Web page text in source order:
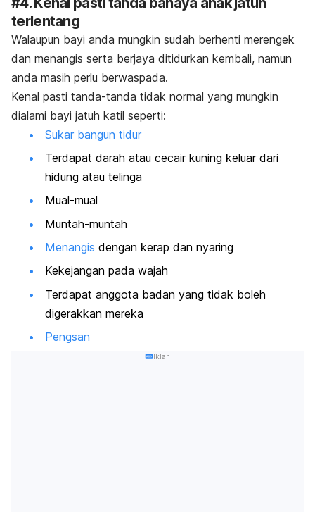
terlentang
Walaupun bayi anda mungkin sudah berhenti merengek
dan menangis serta berjaya ditidurkan kembali, namun
anda masih perlu berwaspada.
Kenal pasti tanda-tanda tidak normal yang mungkin
dialami bayi jatuh katil seperti:
Sukar bangun tidur
Terdapat darah atau cecair kuning keluar dari
hidung atau telinga
Mual-mual
Muntah-muntah
Menangis dengan kerap dan nyaring
Kekejangan pada wajah
Terdapat anggota badan yang tidak boleh
digerakkan mereka
Pengsan
Iklan